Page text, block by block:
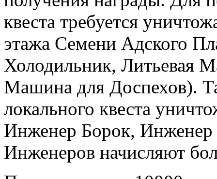
квеста требуется
этажа Семени Адского
Холодильник, Литьевая
Машина для Доспехов).
локального квеста
Инженер Борок, Инженер
Инженеров начисляют